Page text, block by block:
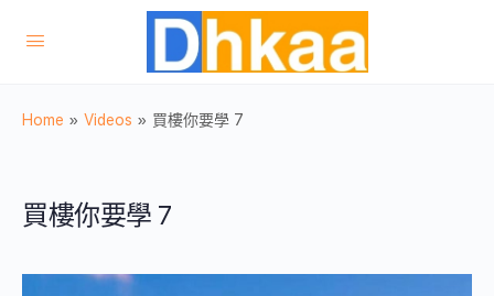
Home » Videos » 買樓你要學 7
買樓你要學 7